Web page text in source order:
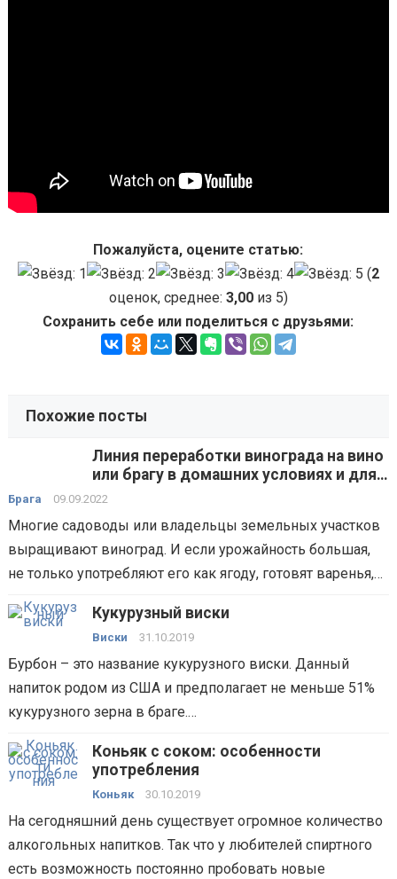
Пожалуйста, оцените статью:
(2
оценок, среднее: 3,00из 5)
Сохранить себе или поделиться с друзьями:
Похожие посты
Линия переработки винограда на вино
или брагу в домашних условиях и для
малых производств — технологии,
Брага 09.09.2022
Многие садоводы или владельцы земельных участков
выращивают виноград. И если урожайность большая,
не только употребляют его как ягоду, готовят варенья,…
Кукурузный виски
Виски 31.10.2019
Бурбон – это название кукурузного виски. Данный
напиток родом из США и предполагает не меньше 51%
кукурузного зерна в браге.…
Коньяк с соком: особенности
употребления
Коньяк 30.10.2019
На сегодняшний день существует огромное количество
алкогольных напитков. Так что у любителей спиртного
есть возможность постоянно пробовать новые